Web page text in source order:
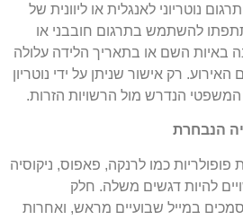
נוטריוני לאנגלית או ליוונית של
להשתמש בתרגום חובבני או
באיות השם או בתאריך הלידה עלולה
רק אישור שניתן על ידי נוטריון
הנדרש מול הרשויות הזרות.
הנבחרת
פופולריות כמו לרנקה, פאפוס, ניקוסיה
להיות דגשים משלה. חלק
במייל שבועיים מראש, ואחרות